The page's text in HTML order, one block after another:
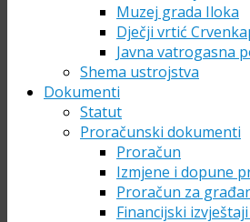
Muzej grada Iloka
Dječji vrtić
Javna vatrogasna
Shema ustrojstva
Dokumenti
Statut
Proračunski dokumenti
Proračun
Izmjene i dopune
Proračun za
Financijski